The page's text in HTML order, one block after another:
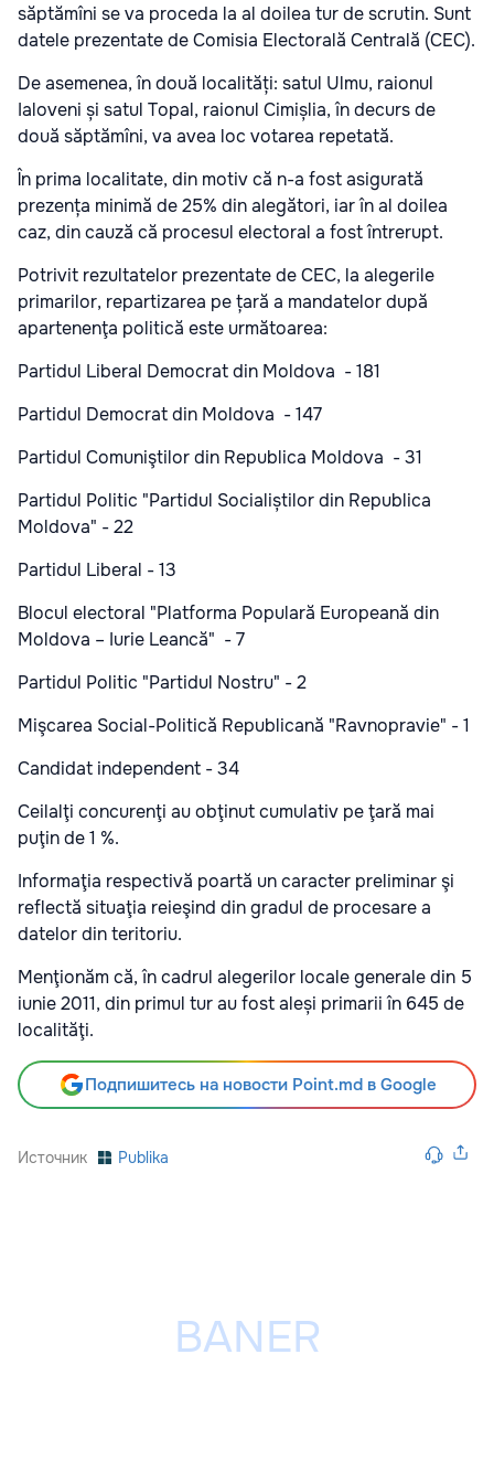
săptămîni se va proceda la al doilea tur de scrutin. Sunt
datele prezentate de Comisia Electorală Centrală (CEC).
De asemenea, în două localități: satul Ulmu, raionul
Ialoveni și satul Topal, raionul Cimișlia, în decurs de
două săptămîni, va avea loc votarea repetată.
În prima localitate, din motiv că n-a fost asigurată
prezența minimă de 25% din alegători, iar în al doilea
caz, din cauză că procesul electoral a fost întrerupt.
Potrivit rezultatelor prezentate de CEC, la alegerile
primarilor, repartizarea pe țară a mandatelor după
apartenenţa politică este următoarea:
Partidul Liberal Democrat din Moldova - 181
Partidul Democrat din Moldova - 147
Partidul Comuniştilor din Republica Moldova - 31
Partidul Politic "Partidul Socialiștilor din Republica
Moldova" - 22
Partidul Liberal - 13
Blocul electoral "Platforma Populară Europeană din
Moldova – Iurie Leancă" - 7
Partidul Politic "Partidul Nostru" - 2
Mişcarea Social-Politică Republicană "Ravnopravie" - 1
Candidat independent - 34
Ceilalţi concurenţi au obţinut cumulativ pe ţară mai
puţin de 1 %.
Informaţia respectivă poartă un caracter preliminar şi
reflectă situaţia reieşind din gradul de procesare a
datelor din teritoriu.
Menţionăm că, în cadrul alegerilor locale generale din 5
iunie 2011, din primul tur au fost aleși primarii în 645 de
localităţi.
Подпишитесь на новости Point.md в Google
Источник Publika